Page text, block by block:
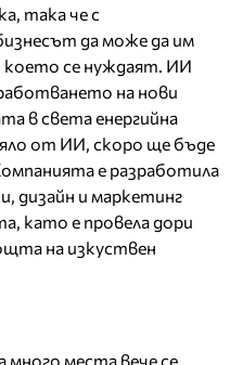
така че с
да може да им
се нуждаят. ИИ
на нови
в света енергийна
от ИИ, скоро ще бъде
е разработила
дизайн и маркетинг
като е провела дори
на изкуствен
места вече се